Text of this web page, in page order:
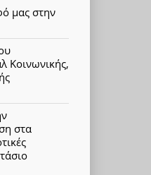
μας στην
Κοινωνικής,
στα